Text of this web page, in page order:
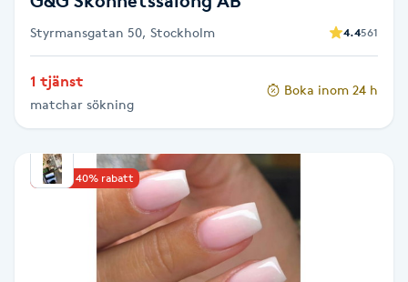
Gel naglar
Gellack
Gellack med förstärkning
Styrmansgatan 50, Stockholm 4.4561
1 tjänst
matchar sökning
Boka inom 24 h
Upp till 40% rabatt